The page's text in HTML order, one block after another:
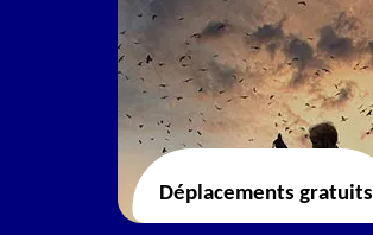
Déplacements gratuits